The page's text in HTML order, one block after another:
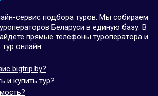
сервис подбора туров. Мы собираем
Беларуси в единую базу. В
прямые телефоны туроператора и
онлайн.
bigtrip.by?
и купить тур?